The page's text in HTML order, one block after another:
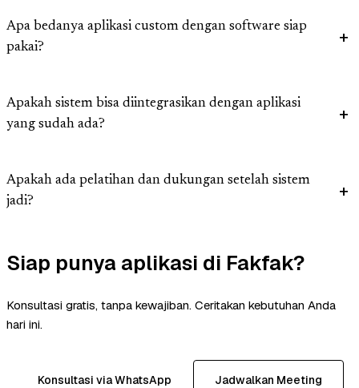
Apa bedanya aplikasi custom dengan software siap
pakai?
Apakah sistem bisa diintegrasikan dengan aplikasi
yang sudah ada?
Apakah ada pelatihan dan dukungan setelah sistem
jadi?
Siap punya aplikasi di Fakfak?
Konsultasi gratis, tanpa kewajiban. Ceritakan kebutuhan Anda
hari ini.
Konsultasi via WhatsApp Jadwalkan Meeting